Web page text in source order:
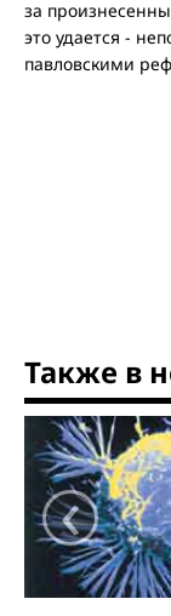
за
это удается -
павловскими
Также в
‹